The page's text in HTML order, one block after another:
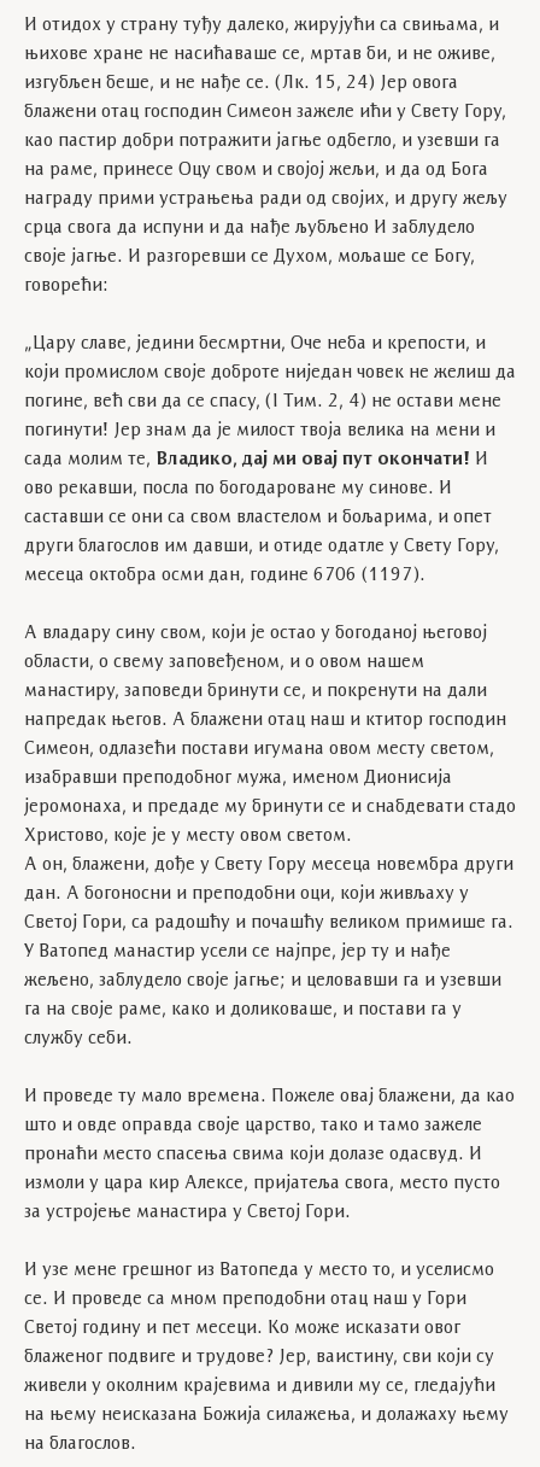
И отидох у страну туђу далеко, жирујући са свињама, и
њихове хране не насићаваше се, мртав би, и не оживе,
изгубљен беше, и не нађе се. (Лк. 15, 24) Јер овога
блажени отац господин Симеон зажеле ићи у Свету Гору,
као пастир добри потражити јагње одбегло, и узевши га
на раме, принесе Оцу свом и својој жељи, и да од Бога
награду прими устрањења ради од својих, и другу жељу
срца свога да испуни и да нађе љубљено И заблудело
своје јагње. И разгоревши се Духом, мољаше се Богу,
говорећи:
„Цару славе, једини бесмртни, Оче неба и крепости, и
који промислом своје доброте ниједан човек не желиш да
погине, већ сви да се спасу, (I Тим. 2, 4) не остави мене
погинути! Јер знам да је милост твоја велика на мени и
сада молим те, Владико, дај ми овај пут окончати! И
ово рекавши, посла по богодароване му синове. И
саставши се они са свом властелом и бољарима, и опет
други благослов им давши, и отиде одатле у Свету Гору,
месеца октобра осми дан, године 6706 (1197).
А владару сину свом, који је остао у богоданој његовој
области, о свему заповеђеном, и о овом нашем
манастиру, заповеди бринути се, и покренути на дали
напредак његов. А блажени отац наш и ктитор господин
Симеон, одлазећи постави игумана овом месту светом,
изабравши преподобног мужа, именом Дионисија
јеромонаха, и предаде му бринути се и снабдевати стадо
Христово, које је у месту овом светом.
А он, блажени, дође у Свету Гору месеца новембра други
дан. А богоносни и преподобни оци, који живљаху у
Светој Гори, са радошћу и почашћу великом примише га.
У Ватопед манастир усели се најпре, јер ту и нађе
жељено, заблудело своје јагње; и целовавши га и узевши
га на своје раме, како и доликоваше, и постави га у
службу себи.
И проведе ту мало времена. Пожеле овај блажени, да као
што и овде оправда своје царство, тако и тамо зажеле
пронаћи место спасења свима који долазе одасвуд. И
измоли у цара кир Алексе, пријатеља свога, место пусто
за устројење манастира у Светој Гори.
И узе мене грешног из Ватопеда у место то, и уселисмо
се. И проведе са мном преподобни отац наш у Гори
Светој годину и пет месеци. Ко може исказати овог
блаженог подвиге и трудове? Јер, ваистину, сви који су
живели у околним крајевима и дивили му се, гледајући
на њему неисказана Божија силажења, и долажаху њему
на благослов.